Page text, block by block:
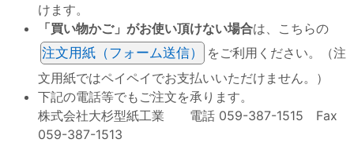
けます。
「買い物かご」がお使い頂けない場合は、こちらの
注文用紙（フォーム送信）
をご利用ください。（注
文用紙ではペイペイでお支払いいただけません。）
下記の電話等でもご注文を承ります。
株式会社大杉型紙工業 電話 059-387-1515 Fax
059-387-1513